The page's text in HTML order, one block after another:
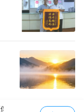
特例单议“阳光”运行为复